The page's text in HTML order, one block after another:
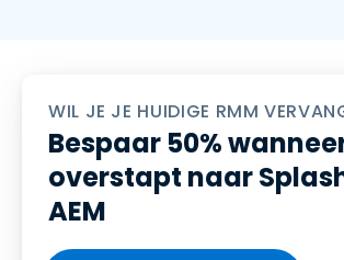
WIL JE JE HUIDIGE RMM
Bespaar 50%
overstapt naar
AEM